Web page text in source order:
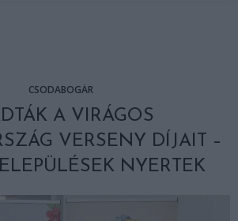
CSODABOGÁR
A VIRÁGOS
VERSENY DÍJAIT –
NYERTEK